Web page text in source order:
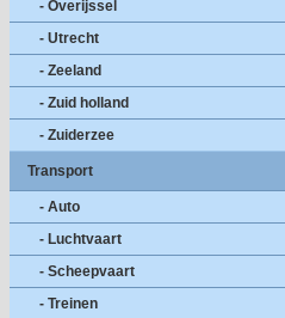
- Overijssel
- Utrecht
- Zeeland
- Zuid holland
- Zuiderzee
Transport
- Auto
- Luchtvaart
- Scheepvaart
- Treinen